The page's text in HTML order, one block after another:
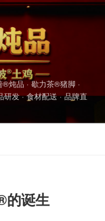
炖品 · 歇力茶®猪脚 ·
发 · 食材配送 · 品牌直
的诞生